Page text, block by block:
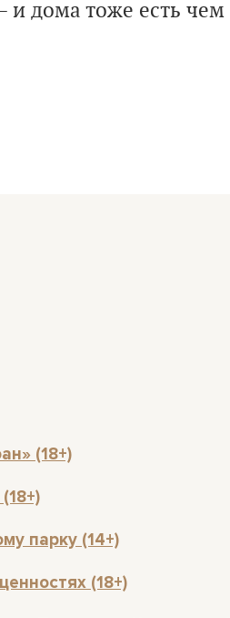
и дома тоже есть чем
(18+)
парку (14+)
(18+)